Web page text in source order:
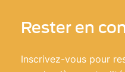
Rester en
Inscrivez-vous pour